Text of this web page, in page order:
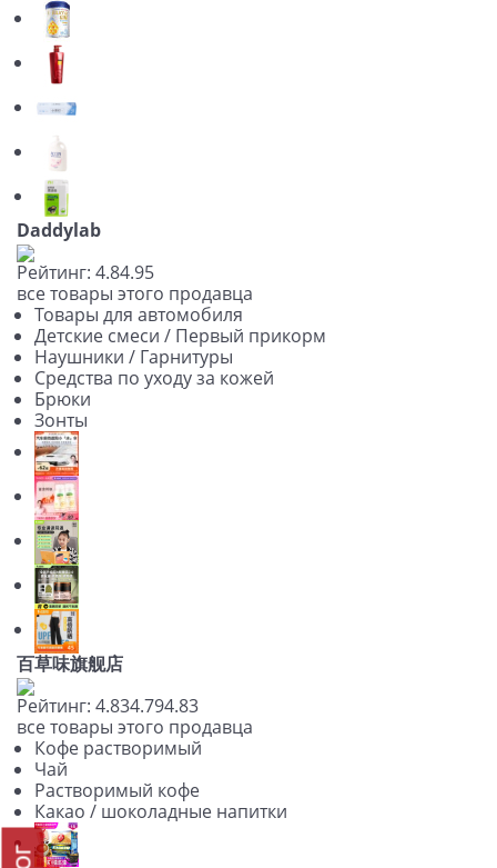
Daddylab
Рейтинг: 4.84.95
все товары этого продавца
Товары для автомобиля
Детские смеси / Первый прикорм
Наушники / Гарнитуры
Средства по уходу за кожей
Брюки
Зонты
百草味旗舰店
Рейтинг: 4.834.794.83
все товары этого продавца
Кофе растворимый
Чай
Растворимый кофе
Какао / шоколадные напитки